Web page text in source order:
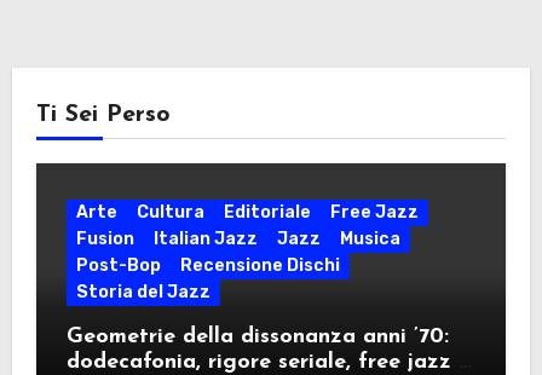
Ti Sei Perso
Arte Cultura Editoriale
Free Jazz
Fusion
Italian Jazz Jazz
Musica
Post-Bop
Recensione Dischi
Storia del Jazz
Geometrie della dissonanza anni ’70:
dodecafonia, rigore seriale, free jazz e